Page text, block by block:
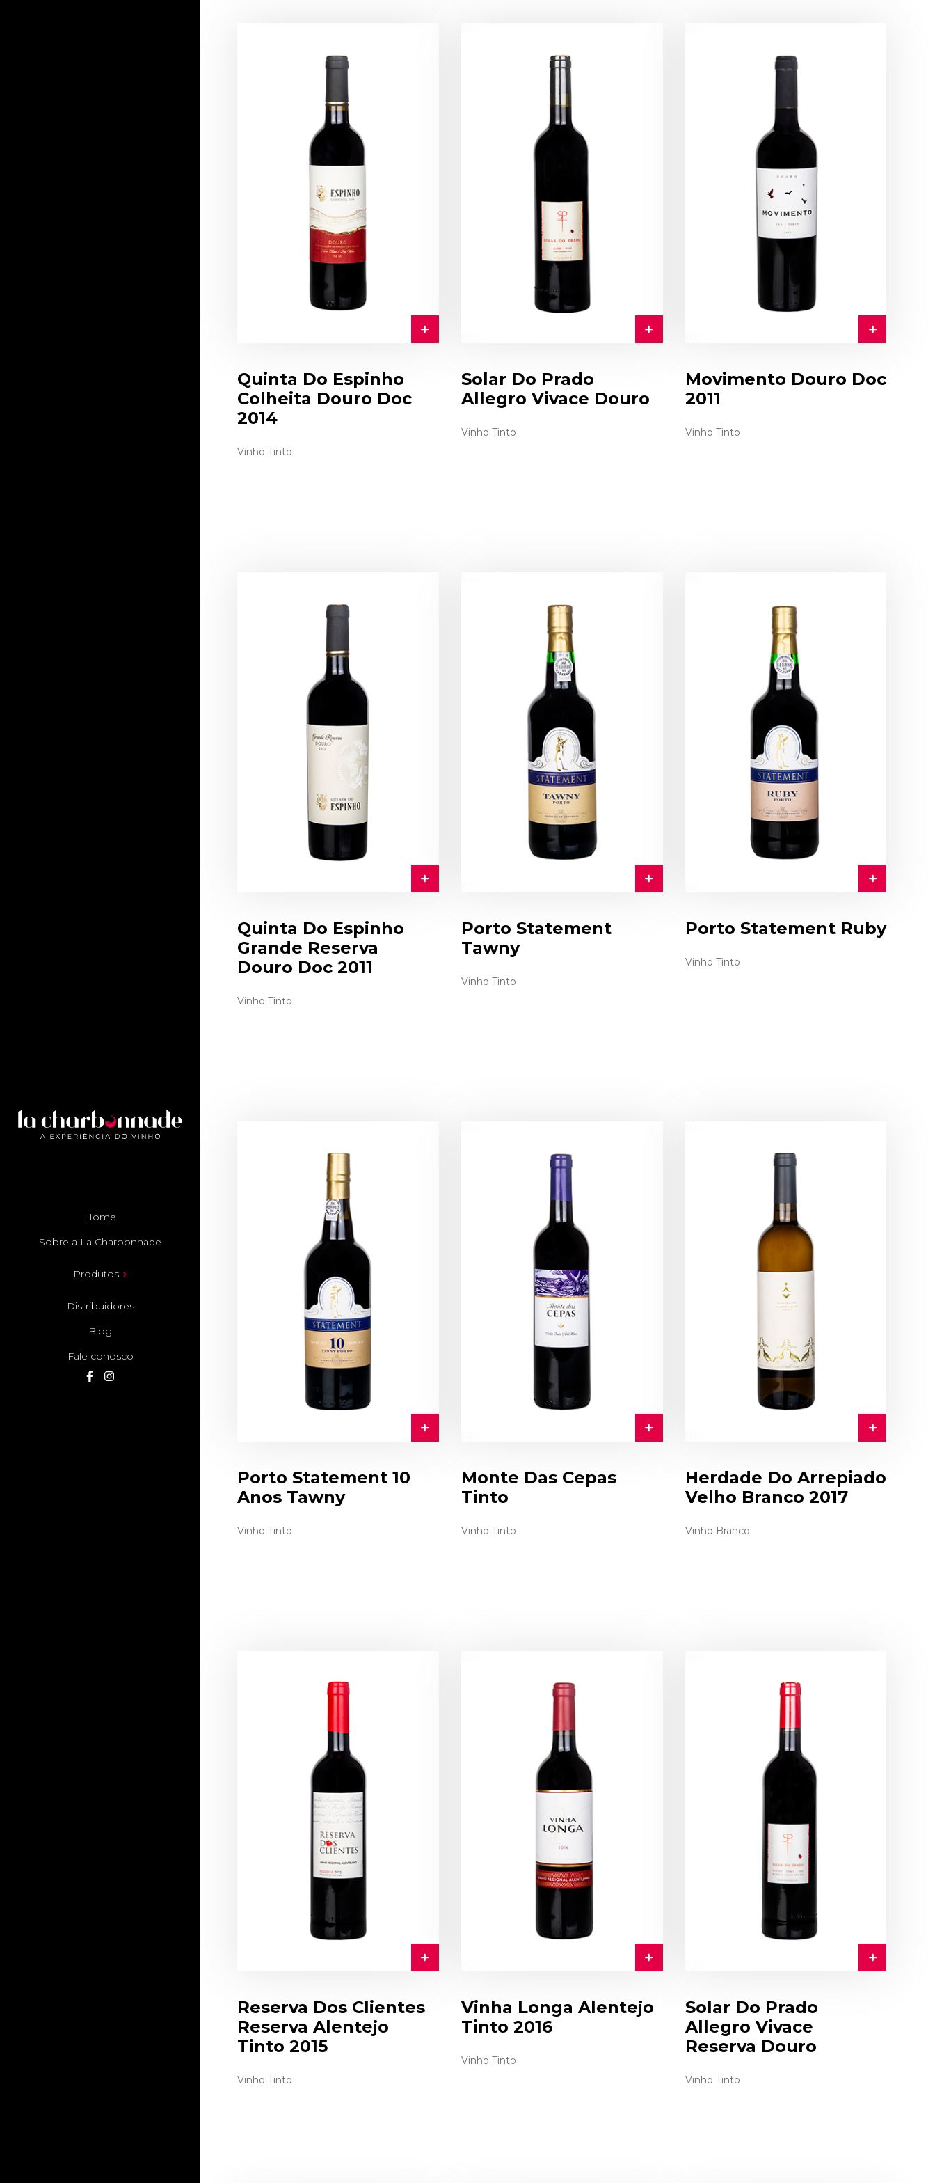
Home
Sobre a La Charbonnade
Produtos
Distribuidores
Blog
Fale conosco
Quinta Do Espinho
Colheita Douro Doc
2014
Vinho Tinto
Solar Do Prado
Allegro Vivace Douro
Vinho Tinto
Movimento Douro Doc
2011
Vinho Tinto
Quinta Do Espinho
Grande Reserva
Douro Doc 2011
Vinho Tinto
Porto Statement
Tawny
Vinho Tinto
Porto Statement Ruby
Vinho Tinto
Porto Statement 10
Anos Tawny
Vinho Tinto
Monte Das Cepas
Tinto
Vinho Tinto
Herdade Do Arrepiado
Velho Branco 2017
Vinho Branco
Reserva Dos Clientes
Reserva Alentejo
Tinto 2015
Vinho Tinto
Vinha Longa Alentejo
Tinto 2016
Vinho Tinto
Solar Do Prado
Allegro Vivace
Reserva Douro
Vinho Tinto